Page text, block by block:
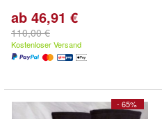
ab 46,91 €
110,00 €
Kostenloser Versand
- 65%